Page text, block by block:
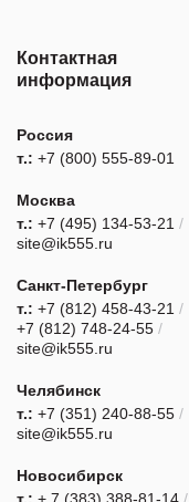
Контактная
информация
Россия
т.: +7 (800) 555-89-01
Москва
т.: +7 (495) 134-53-21 /
site@ik555.ru
Санкт-Петербург
т.: +7 (812) 458-43-21 /
+7 (812) 748-24-55 /
site@ik555.ru
Челябинск
т.: +7 (351) 240-88-55 /
site@ik555.ru
Новосибирск